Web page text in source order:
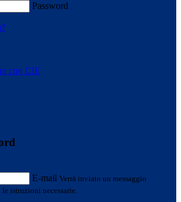
Password
con CIE
E-mail Verrà inviato un messaggio
istruzioni necessarie.